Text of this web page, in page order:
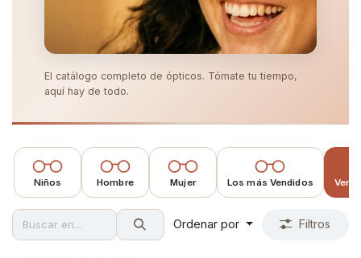
El catálogo completo de ópticos. Tómate tu tiempo,
aquí hay de todo.
Niños Hombre Mujer Los más Vendidos Ver
Ordenar por Filtros